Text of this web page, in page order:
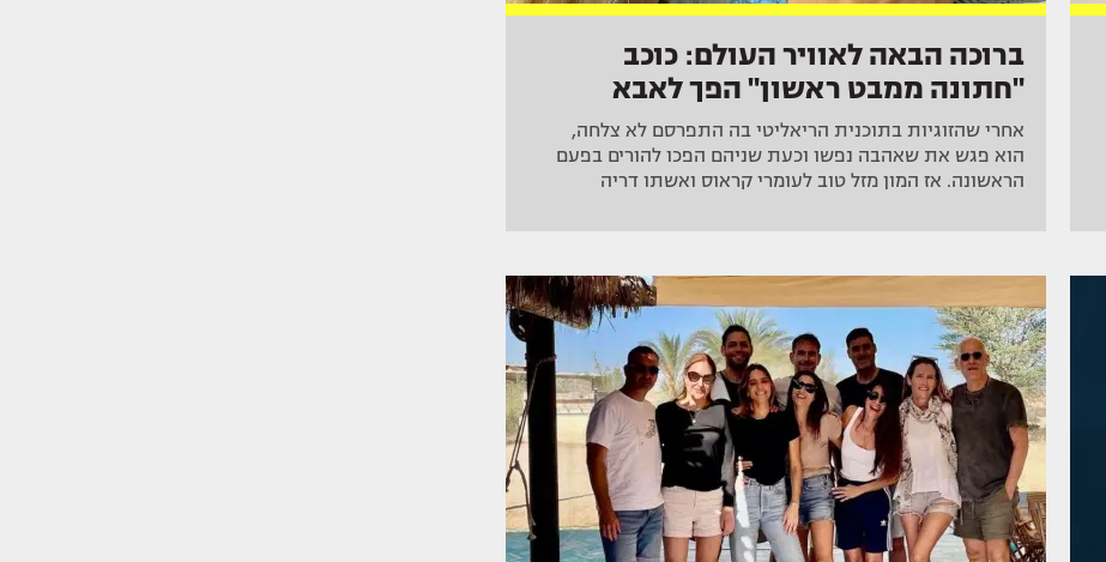
ברוכה הבאה לאוויר העולם: כוכב
"חתונה ממבט ראשון" הפך לאבא
אחרי שהזוגיות בתוכנית הריאליטי בה התפרסם לא צלחה,
הוא פגש את שאהבה נפשו וכעת שניהם הפכו להורים בפעם
הראשונה. אז המון מזל טוב לעומרי קראוס ואשתו דריה